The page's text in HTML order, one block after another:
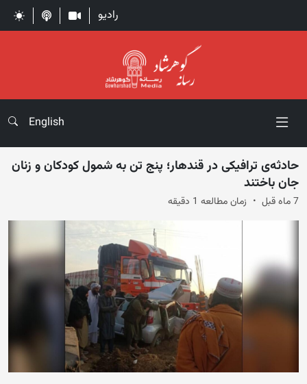
رادیو
English
حادثه‌ی ترافیکی در قندهار؛ پنج تن به شمول کودکان و زنان
جان باختند
7 ماه قبل زمان مطالعه 1 دقیقه